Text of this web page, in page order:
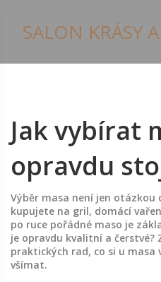
SALON KRÁSY
Jak vybírat
opravdu
Výběr masa není jen otázkou
kupujete na gril, domácí
po ruce pořádné maso je
je opravdu kvalitní a
praktických rad, co si u masa
všímat.